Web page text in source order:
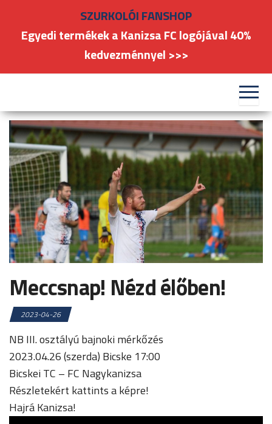
FC
#kanizsafoci
Meccsnap! Nézd élőben!
2023-04-26
NB III. osztályú bajnoki mérkőzés
2023.04.26 (szerda) Bicske 17:00
Bicskei TC – FC Nagykanizsa
Részletekért kattints a képre!
Hajrá Kanizsa!
SZURKOLÓI FANSHOP
Egyedi termékek a Kanizsa FC logójával 40%
kedvezménnyel >>>